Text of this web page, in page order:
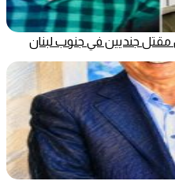
جنديين في جنوب لبنان